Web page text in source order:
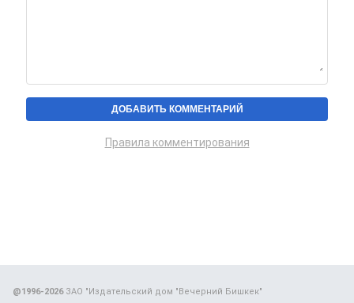
Правила комментирования
@1996-2026ЗАО "Издательский дом "Вечерний Бишкек"